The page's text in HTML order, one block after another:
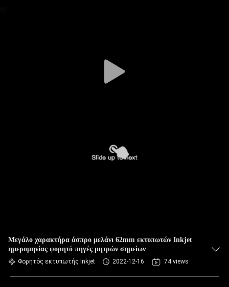
Μεγάλο χαρακτήρα άσπρο μελάνι 62mm εκτυπωτών Inkjet
ημερομηνίας φορητό πηγές μητρών σημείων
Φορητός εκτυπωτής Inkjet 2022-12-16 74 views